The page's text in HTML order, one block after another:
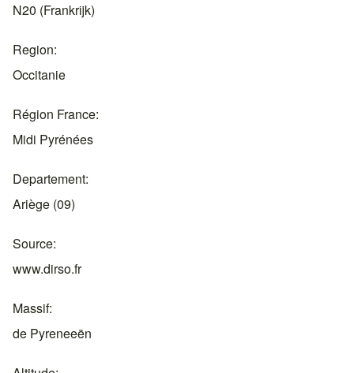
N20 (Frankrijk)
Region
Occitanie
Région France
Midi Pyrénées
Departement
Ariège (09)
Source
www.dirso.fr
Massif
de Pyreneeën